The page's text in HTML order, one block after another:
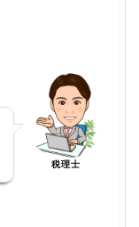
税理士